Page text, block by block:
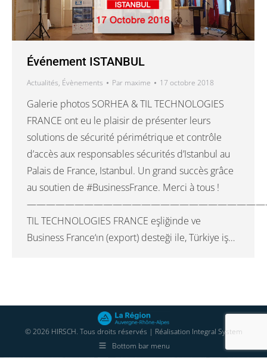
Événement ISTANBUL
Actualités, Évènements Par maxime 17 octobre 2018
Galerie photos SORHEA & TIL TECHNOLOGIES
FRANCE ont eu le plaisir de présenter leurs
solutions de sécurité périmétrique et contrôle
d’accès aux responsables sécurités d’Istanbul au
Palais de France, Istanbul. Un grand succès grâce
au soutien de #BusinessFrance. Merci à tous !
TIL TECHNOLOGIES FRANCE eşliğinde ve
Business France‘ın (export) desteği ile, Türkiye iş…
© 2026 HIRSCH. Tous droits réservés | Réalisation Integral System
Bottom bar menu